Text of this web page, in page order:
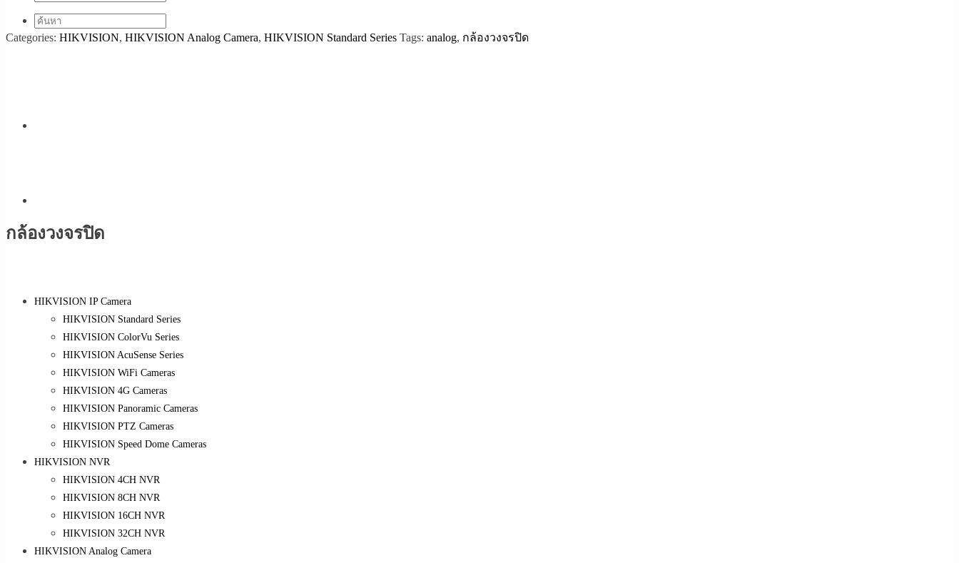
Categories: HIKVISION, HIKVISION Analog Camera, HIKVISION Standard Series Tags: analog, กล้องวงจรปิด
กล้องวงจรปิด
HIKVISION IP Camera
HIKVISION Standard Series
HIKVISION ColorVu Series
HIKVISION AcuSense Series
HIKVISION WiFi Cameras
HIKVISION 4G Cameras
HIKVISION Panoramic Cameras
HIKVISION PTZ Cameras
HIKVISION Speed Dome Cameras
HIKVISION NVR
HIKVISION 4CH NVR
HIKVISION 8CH NVR
HIKVISION 16CH NVR
HIKVISION 32CH NVR
HIKVISION Analog Camera